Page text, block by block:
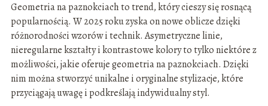
Geometria na paznokciach to trend, który cieszy się rosnącą
popularnością. W 2025 roku zyska on nowe oblicze dzięki
różnorodności wzorów i technik. Asymetryczne linie,
nieregularne kształty i kontrastowe kolory to tylko niektóre z
możliwości, jakie oferuje geometria na paznokciach. Dzięki
nim można stworzyć unikalne i oryginalne stylizacje, które
przyciągają uwagę i podkreślają indywidualny styl.